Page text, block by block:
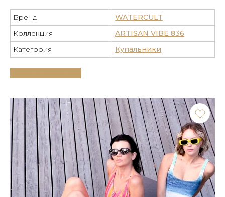
Бренд
WATERCULT
Коллекция
ARTISAN VIBE 836
Категория
Купальники